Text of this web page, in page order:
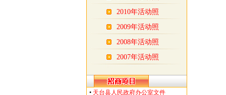
2010年活动照
2009年活动照
2008年活动照
2007年活动照
• 天台县人民政府办公室文件